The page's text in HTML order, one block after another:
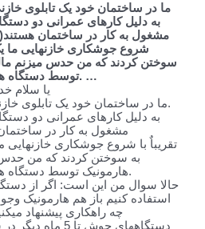
ما در ساختمان خود یک تابلوی
مشغول به کار در ساختمان
شروع جوشکاری خازنهایی ما
سوختن کردند که من حدس میزنم
توسط دستگاه های جوش مییاشد. …
یا سلام
ما در ساختمان خود یک تابلوی خازنی اتوماتیک داریم.
مشغول به کار در
تقریباٌ با شروع جوشکاری
به سوختن کردند که من حدس
هارمونیک توسط دستگاه های جوش مییاشد.
حالا سوال من این است: اگر از
استفاده کنیم باز هم هارمونیک
چه راهکاری پیشنهاد
دستگاههای جوش تا